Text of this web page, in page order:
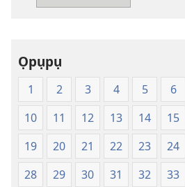
Ọpụpụ
1 2 3 4 5 6
10
11 12 13 14 15
19
20 21 22 23 24
28
29 30 31 32 33